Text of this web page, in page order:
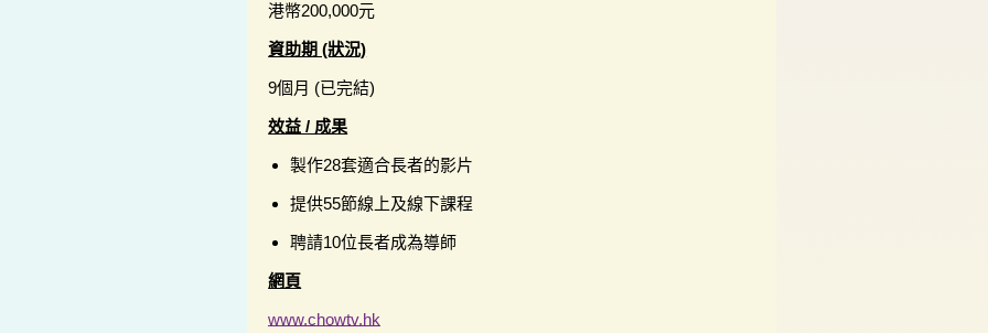
港幣200,000元
資助期 (狀況)
9個月 (已完結)
效益 / 成果
製作28套適合長者的影片
提供55節線上及線下課程
聘請10位長者成為導師
網頁
www.chowtv.hk